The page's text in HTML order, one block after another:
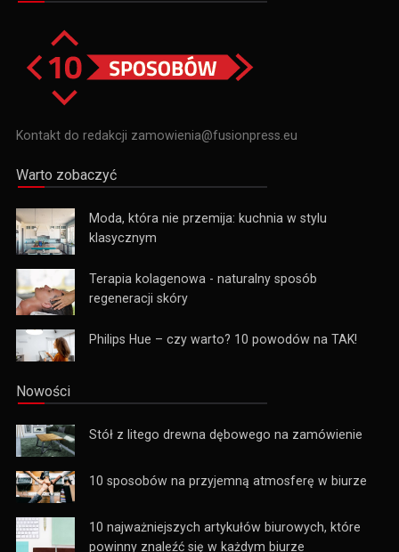
Kontakt do redakcji zamowienia@fusionpress.eu
Warto zobaczyć
Moda, która nie przemija: kuchnia w stylu
klasycznym
Terapia kolagenowa - naturalny sposób
regeneracji skóry
Philips Hue – czy warto? 10 powodów na TAK!
Nowości
Stół z litego drewna dębowego na zamówienie
10 sposobów na przyjemną atmosferę w biurze
10 najważniejszych artykułów biurowych, które
powinny znaleźć się w każdym biurze